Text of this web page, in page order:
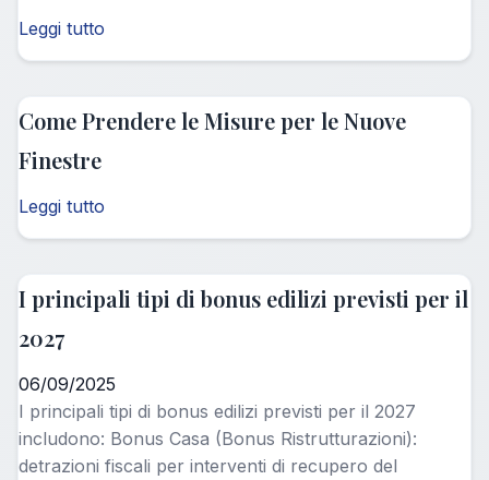
Leggi tutto
Come Prendere le Misure per le Nuove
Finestre
Leggi tutto
I principali tipi di bonus edilizi previsti per il
2027
06/09/2025
I principali tipi di bonus edilizi previsti per il 2027
includono: Bonus Casa (Bonus Ristrutturazioni):
detrazioni fiscali per interventi di recupero del